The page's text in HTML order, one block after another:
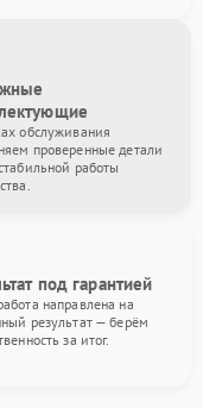
обслуживания
проверенные детали
работы
под гарантией
направлена на
результат — берём
за итог.